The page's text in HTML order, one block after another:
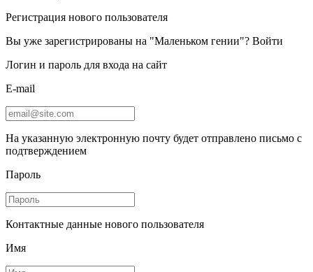
Регистрация нового пользователя
Вы уже зарегистрированы на "Маленьком гении"? Войти
Логин и пароль для входа на сайт
E-mail
На указанную электронную почту будет отправлено письмо с
подтверждением
Пароль
Контактные данные нового пользователя
Имя